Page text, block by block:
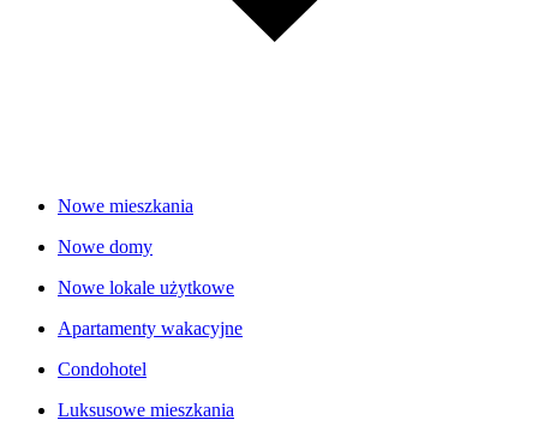
Nowe mieszkania
Nowe domy
Nowe lokale użytkowe
Apartamenty wakacyjne
Condohotel
Luksusowe mieszkania